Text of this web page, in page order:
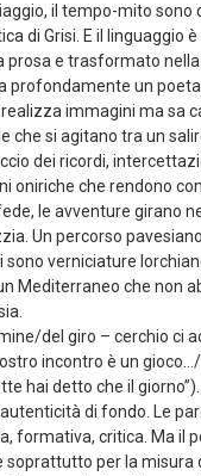
il tempo-mito sono
di Grisi. E il linguaggio
prosa e trasformato
profondamente un
immagini ma sa
che si agitano tra un
dei ricordi,
oniriche che rendono
le avventure girano
Un percorso
sono verniciature
Mediterraneo che non
del giro – cerchio ci
incontro è un
hai detto che il giorno”).
autenticità di fondo. Le
formativa, critica. Ma il
per la misura